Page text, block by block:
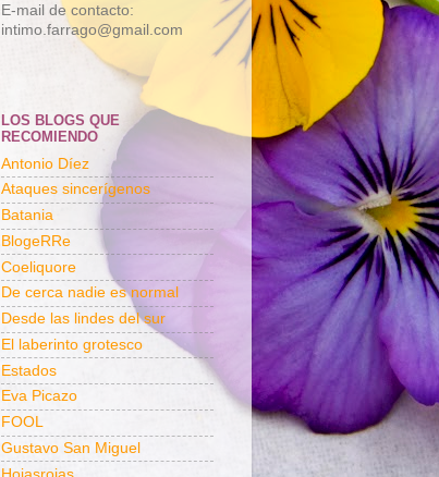
E-mail de contacto:
intimo.farrago@gmail.com
LOS BLOGS QUE
RECOMIENDO
Antonio Díez
Ataques sincerígenos
Batania
BlogeRRe
Coeliquore
De cerca nadie es normal
Desde las lindes del sur
El laberinto grotesco
Estados
Eva Picazo
FOOL
Gustavo San Miguel